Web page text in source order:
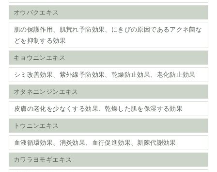
オウバクエキス
肌の保護作用、肌荒れ予防効果、にきびの原因であるアクネ菌な
どを抑制する効果
キョウニンエキス
シミ改善効果、紫外線予防効果、乾燥防止効果、老化防止効果
オタネニンジンエキス
皮膚の老化を少なくする効果、乾燥した肌を保湿する効果
トウニンエキス
血液循環効果、消炎効果、血行促進効果、新陳代謝効果
カワラヨモギエキス